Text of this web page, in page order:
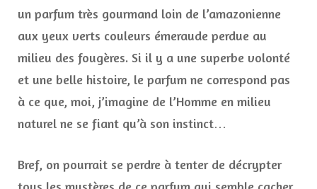
un parfum très gourmand loin de l’amazonienne
aux yeux verts couleurs émeraude perdue au
milieu des fougères. Si il y a une superbe volonté
et une belle histoire, le parfum ne correspond pas
à ce que, moi, j’imagine de l’Homme en milieu
naturel ne se fiant qu’à son instinct…
Bref, on pourrait se perdre à tenter de décrypter
tous les mystères de ce parfum qui semble cacher